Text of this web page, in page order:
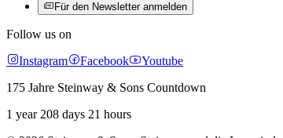
Für den Newsletter anmelden
Follow us on
Instagram
Facebook
Youtube
175 Jahre Steinway & Sons Countdown
1 year 208 days 21 hours